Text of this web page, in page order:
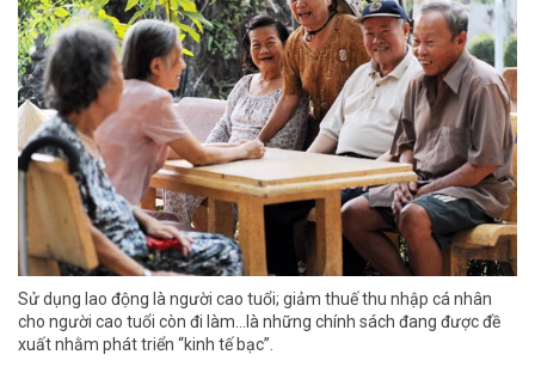
Sử dụng lao động là người cao tuổi; giảm thuế thu nhập cá nhân
cho người cao tuổi còn đi làm…là những chính sách đang được đề
xuất nhằm phát triển “kinh tế bạc”.